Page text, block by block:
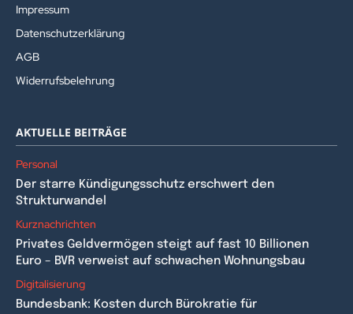
Impressum
Datenschutzerklärung
AGB
Widerrufsbelehrung
AKTUELLE BEITRÄGE
Personal
Der starre Kündigungsschutz erschwert den
Strukturwandel
Kurznachrichten
Privates Geldvermögen steigt auf fast 10 Billionen
Euro – BVR verweist auf schwachen Wohnungsbau
Digitalisierung
Bundesbank: Kosten durch Bürokratie für